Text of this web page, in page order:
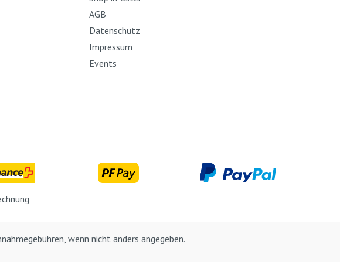
also vorher gewaschen
wurden (nicht erforderlich).
Die getrockneten
Baumwolltaschen lassen
Pipetten (20 Stück), 1x
Mischpalette rechteckig
AGB
Datenschutz
Impressum
Events
wenn nicht anders angegeben.